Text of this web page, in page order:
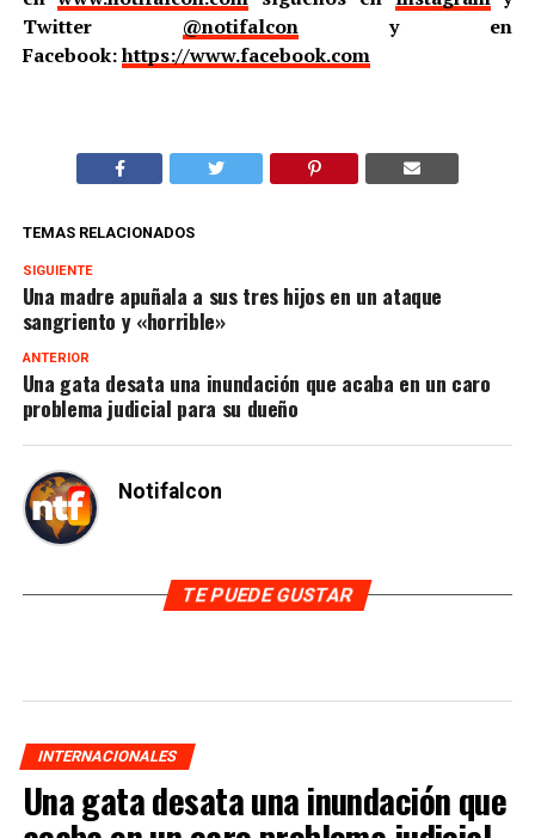
Twitter @notifalcony en
Facebook:https://www.facebook.com
TEMAS RELACIONADOS
SIGUIENTE
Una madre apuñala a sus tres hijos en un ataque
sangriento y «horrible»
ANTERIOR
Una gata desata una inundación que acaba en un caro
problema judicial para su dueño
Notifalcon
TE PUEDE GUSTAR
INTERNACIONALES
Una gata desata una inundación que